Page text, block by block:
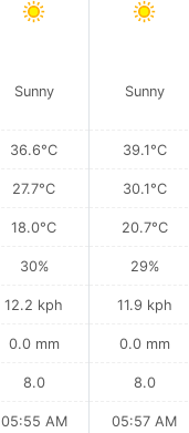
Sunny
36.6°C
27.7°C
18.0°C
30%
12.2 kph
0.0 mm
8.0
05:55 AM
Sunny
39.1°C
30.1°C
20.7°C
29%
11.9 kph
0.0 mm
8.0
05:57 AM